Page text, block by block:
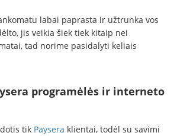
labai paprasta ir užtrunka vos
jis veikia šiek tiek kitaip nei
tad norime pasidalyti keliais
programėlės ir interneto
tik Paysera klientai, todėl su savimi